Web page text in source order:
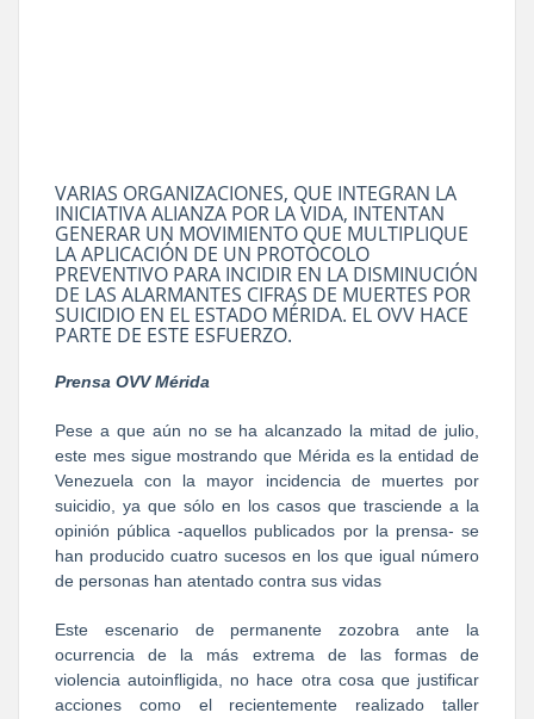
VARIAS ORGANIZACIONES, QUE INTEGRAN LA
INICIATIVA ALIANZA POR LA VIDA, INTENTAN
GENERAR UN MOVIMIENTO QUE MULTIPLIQUE
LA APLICACIÓN DE UN PROTOCOLO
PREVENTIVO PARA INCIDIR EN LA DISMINUCIÓN
DE LAS ALARMANTES CIFRAS DE MUERTES POR
SUICIDIO EN EL ESTADO MÉRIDA. EL OVV HACE
PARTE DE ESTE ESFUERZO.
Prensa OVV Mérida
Pese a que aún no se ha alcanzado la mitad de julio,
este mes sigue mostrando que Mérida es la entidad de
Venezuela con la mayor incidencia de muertes por
suicidio, ya que sólo en los casos que trasciende a la
opinión pública -aquellos publicados por la prensa- se
han producido cuatro sucesos en los que igual número
de personas han atentado contra sus vidas
Este escenario de permanente zozobra ante la
ocurrencia de la más extrema de las formas de
violencia autoinfligida, no hace otra cosa que justificar
acciones como el recientemente realizado taller